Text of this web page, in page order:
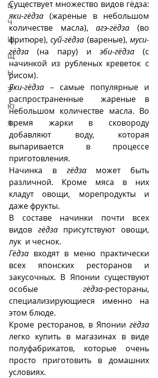
Ц
Ч
Ш
Щ
Ы
Э
Ю
Я
яки-гёдза (жареные в небольшом
количестве масла), агэ-гёдза (во
фритюре), суй-гёдза (вареные), муси-
гёдза (на пару) и эби-гёдза (с
начинкой из рубленых креветок с
рисом).
Яки-гёдза – самые популярные и
распространенные  жареные в
небольшом количестве масла. Во
время жарки в сковороду
добавляют воду, которая
выпаривается в процессе
приготовления.
Начинка в гёдза может быть
различной. Кроме мяса в них
кладут овощи, морепродукты и
даже фрукты.
В составе начинки почти всех
видов гёдза присутствуют овощи,
лук  и чеснок.
Гёдза входят в меню практически
всех японских ресторанов и
закусочных. В Японии существуют
особые гёдза-рестораны,
специализирующиеся именно на
этом блюде.
Кроме ресторанов, в Японии гёдза
легко купить в магазинах в виде
полуфабрикатов, которые очень
просто приготовить в домашних
условиях.